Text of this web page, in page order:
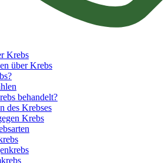
Krebs
über Krebs
behandelt?
des Krebses
Krebs